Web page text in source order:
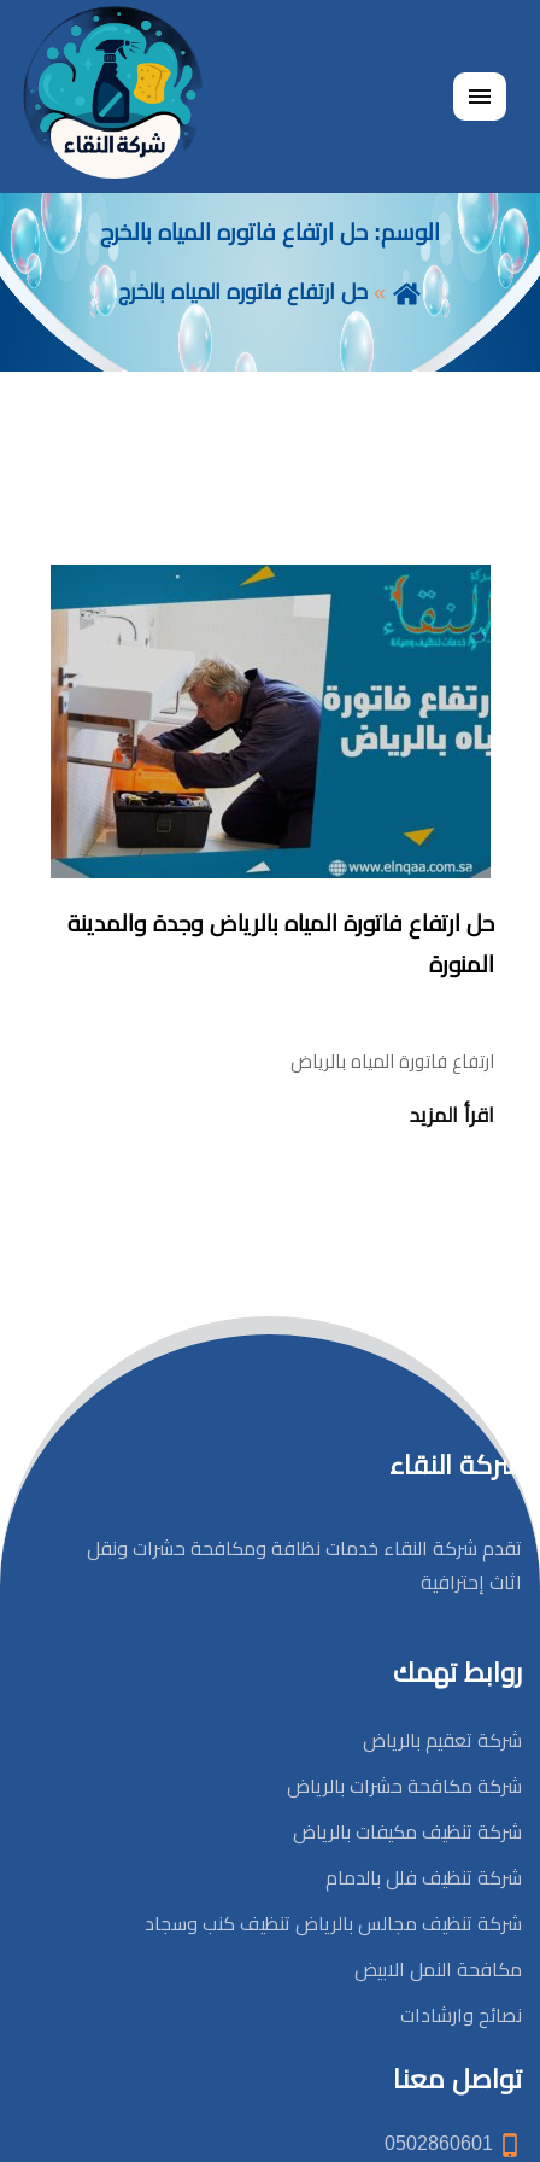
القائمة
الوسم: حل ارتفاع فاتوره المياه بالخرج
حل ارتفاع فاتوره المياه بالخرج
حل ارتفاع فاتورة المياه بالرياض وجدة والمدينة
المنورة
ارتفاع فاتورة المياه بالرياض
اقرأ المزيد
شركة النقاء
تقدم شركة النقاء خدمات نظافة ومكافحة حشرات ونقل
اثاث إحترافية
روابط تهمك
شركة تعقيم بالرياض
شركة مكافحة حشرات بالرياض
شركة تنظيف مكيفات بالرياض
شركة تنظيف فلل بالدمام
شركة تنظيف مجالس بالرياض تنظيف كنب وسجاد
مكافحة النمل الابيض
نصائح وارشادات
تواصل معنا